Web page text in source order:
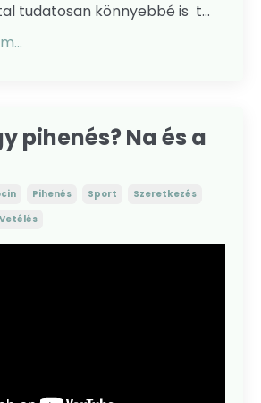
tudatosan könnyebbé is t...
pihenés? Na és a
Pihenés Sport
Szeretkezés
Vetélés